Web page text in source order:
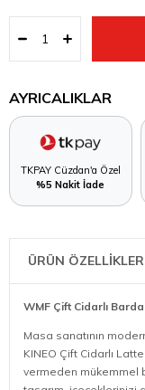
AYRICALIKLAR
TKPAY Cüzdan'a Özel
%5 Nakit İade
ÜRÜN
WMF Çift Cidarlı
Masa sanatının
KINEO Çift Cidarlı
vermeden mükemmel